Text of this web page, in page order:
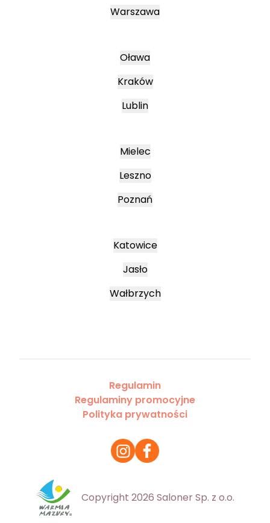
Warszawa
Oława
Kraków
Lublin
Mielec
Leszno
Poznań
Katowice
Jasło
Wałbrzych
Regulamin
Regulaminy promocyjne
Polityka prywatności
Copyright 2026 Saloner Sp. z o.o.